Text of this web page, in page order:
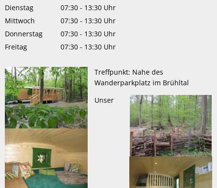
Von 07:30 bis 13:30 Uhr
Dienstag 07:30 - 13:30 Uhr
Von 07:30 bis 13:30 Uhr
Mittwoch 07:30 - 13:30 Uhr
Von 07:30 bis 13:30 Uhr
Donnerstag 07:30 - 13:30 Uhr
Von 07:30 bis 13:30 Uhr
Freitag 07:30 - 13:30 Uhr
Treffpunkt: Nahe des
Wanderparkplatz im Brühltal
Unser